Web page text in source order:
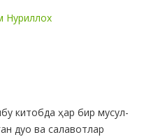
Нуриллох
китобда ҳар бир мусул-
дуо ва салавотлар